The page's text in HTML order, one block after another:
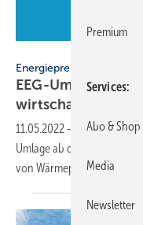
Energiepreise
EEG-Umlage: Wie
wirtschaftlicher
11.05.2022 -
Der Deutsche
Umlage ab dem 1. Juli
von Wärmepumpen
Premium
Services
Abo & Shop
Media
Newsletter